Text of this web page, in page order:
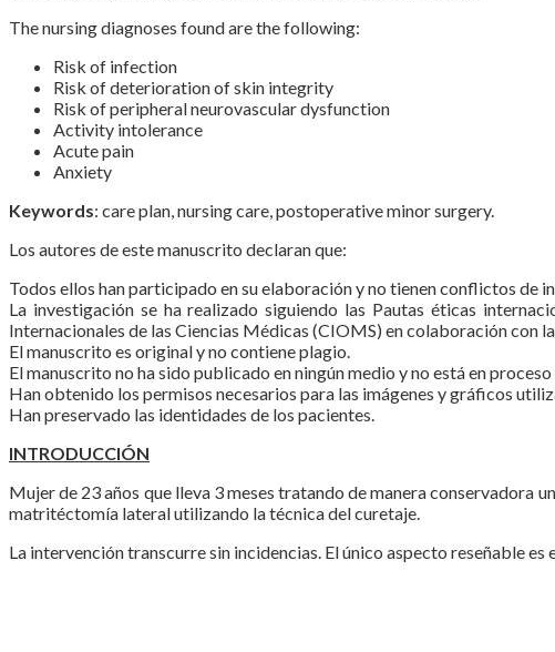
The nursing diagnoses found are the following:
Risk of infection
Risk of deterioration of skin integrity
Risk of peripheral neurovascular dysfunction
Activity intolerance
Acute pain
Anxiety
Keywords: care plan, nursing care, postoperative minor surgery.
Los autores de este manuscrito declaran que:
Todos ellos han participado en su elaboración y no tienen conflictos de
La investigación se ha realizado siguiendo las Pautas éticas
Internacionales de las Ciencias Médicas (CIOMS) en colaboración con
El manuscrito es original y no contiene plagio.
El manuscrito no ha sido publicado en ningún medio y no está en
Han obtenido los permisos necesarios para las imágenes y gráficos
Han preservado las identidades de los pacientes.
INTRODUCCIÓN
Mujer de 23 años que lleva 3 meses tratando de manera conservadora
matritéctomía lateral utilizando la técnica del curetaje.
La intervención transcurre sin incidencias. El único aspecto reseñable